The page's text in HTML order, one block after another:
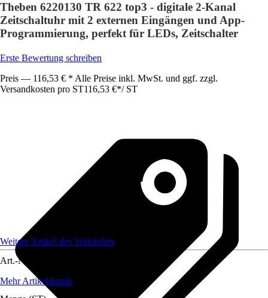
Theben 6220130 TR 622 top3 - digitale 2-Kanal
Zeitschaltuhr mit 2 externen Eingängen und App-
Programmierung, perfekt für LEDs, Zeitschalter
Erste Bewertung schreiben
Preis — 116,53 € * Alle Preise inkl. MwSt. und ggf. zzgl.
Versandkosten pro ST116,53 €*/ ST
Weitere Artikel des Verkäufers
Art.-Nr.
Mehr Artikeldetails